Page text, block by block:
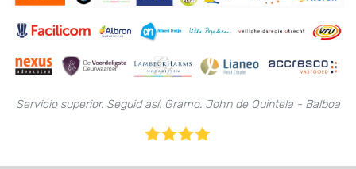
Servicio superior. Seguid así. Gramo. John de Quintela - Balboa